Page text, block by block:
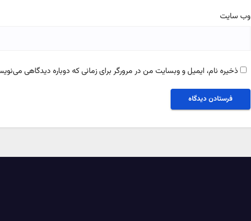
وب‌ سایت
ذخیره نام، ایمیل و وبسایت من در مرورگر برای زمانی که دوباره دیدگاهی